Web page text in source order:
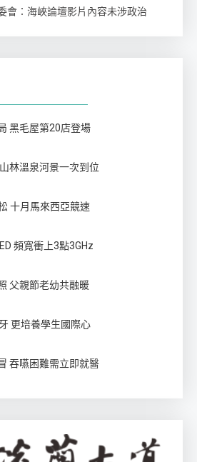
：海峽論壇影片內容未涉政治
黑毛屋第20店登場
林溫泉河景一次到位
十月馬來西亞競速
頻寬衝上3點3GHz
父親節老幼共融暖
更培養學生國際心
吞嚥困難需立即就醫